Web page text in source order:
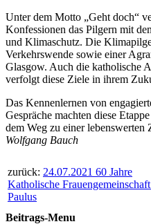
Unter dem Motto „Geht doch“
Konfessionen das Pilgern mit
und Klimaschutz. Die
Verkehrswende sowie einer
Glasgow. Auch die katholische
verfolgt diese Ziele in ihrem
Das Kennenlernen von
Gespräche machten diese
dem Weg zu einer lebenswerten
Wolfgang Bauch
zurück: 24.07.2021 60 Jahre
Katholische
Paulus
Beitrags-Menu